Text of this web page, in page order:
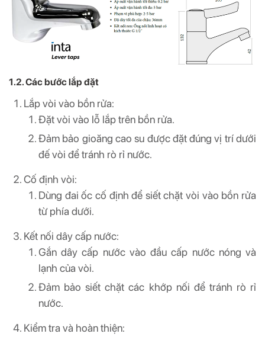
1.2. Các bước lắp đặt
Lắp vòi vào bồn rửa:
Đặt vòi vào lỗ lắp trên bồn rửa.
Đảm bảo gioăng cao su được đặt đúng vị trí dưới
đế vòi để tránh rò rỉ nước.
Cố định vòi:
Dùng đai ốc cố định để siết chặt vòi vào bồn rửa
từ phía dưới.
Kết nối dây cấp nước:
Gắn dây cấp nước vào đầu cấp nước nóng và
lạnh của vòi.
Đảm bảo siết chặt các khớp nối để tránh rò rỉ
nước.
Kiểm tra và hoàn thiện: